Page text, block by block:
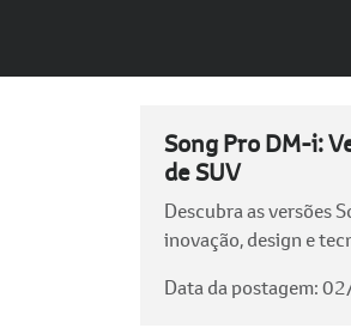
Song Pro DM-i:
de SUV
Descubra as versões
inovação, design e
Data da postagem: